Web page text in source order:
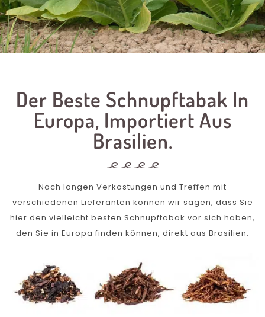
Der Beste Schnupftabak In
Europa, Importiert Aus
Brasilien.
Nach langen Verkostungen und Treffen mit
verschiedenen Lieferanten können wir sagen, dass Sie
hier den vielleicht besten Schnupftabak vor sich haben,
den Sie in Europa finden können, direkt aus Brasilien.